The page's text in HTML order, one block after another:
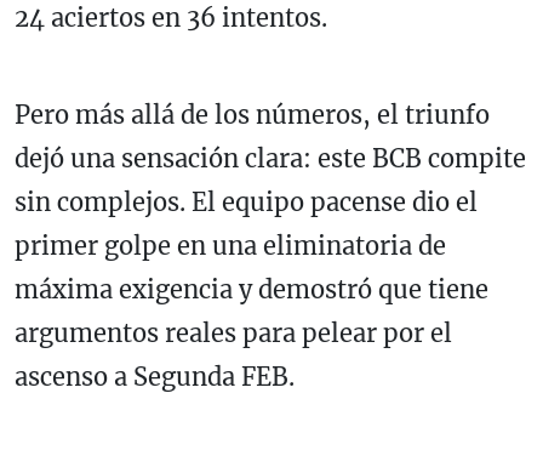
24 aciertos en 36 intentos.
Pero más allá de los números, el triunfo
dejó una sensación clara: este BCB compite
sin complejos. El equipo pacense dio el
primer golpe en una eliminatoria de
máxima exigencia y demostró que tiene
argumentos reales para pelear por el
ascenso a Segunda FEB.